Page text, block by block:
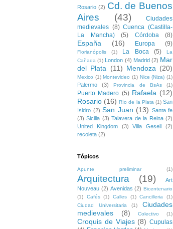
Rosario (2) Cd. de Buenos
Aires
(43)
Ciudades
medievales (8) Cuenca (Castilla-
La Mancha)
(5) Córdoba (8)
España (16) Europa (9)
Florianópolis (1) La Boca (5)
La
Cañada (1) London (4) Madrid (2) Mar
del Plata (11) Mendoza (20)
Mexico (1) Montevideo (1) Nice (Niza) (1)
Palermo (3) Provincia de BsAs (1)
Puerto Madero (5) Rafaela (12)
Rosario (16) Río de la Plata (1) San
Isidro (2) San Juan (13) Santa fe
(3) Sicilia (3) Talavera de la Reina (2)
United Kingdom
(3) Villa Gesell
(2)
recoleta (2)
Tópicos
Apunte preliminar (1)
Arquitectura (19)
Art
Nouveau (2) Avenidas (2) Bicentenario
(1)
Cafés (1) Calles (1) Cancilleria
(1)
Ciudad Universitaria
(1)
Ciudades
medievales
(8) Colectivo (1)
Croquis de Viajes (8) Cupulas